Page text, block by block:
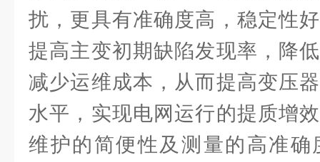
扰，更具有准确度高，稳定性
提高主变初期缺陷发现率，降
减少运维成本，从而提高变压
水平，实现电网运行的提质增
维护的简便性及测量的高准确